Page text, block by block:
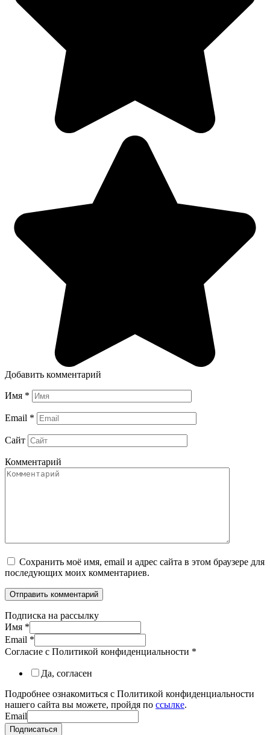
Добавить комментарий
Имя *
Email *
Сайт
Комментарий
Сохранить моё имя, email и адрес сайта в этом браузере для
последующих моих комментариев.
Подписка на рассылку
Имя *
Email *
Согласие с Политикой конфиденциальности *
Да, согласен
Подробнее ознакомиться с Политикой конфиденциальности
нашего сайта вы можете, пройдя по ссылке.
Email
Подписаться